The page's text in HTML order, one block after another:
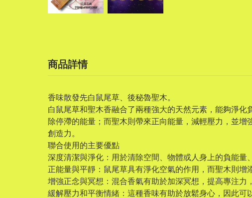
商品詳情
香味散發先白鼠尾草、後秘魯聖木。
白鼠尾草和聖木香融合了兩種強大的天然元素，能夠淨
除停滯的能量；而聖木則帶來正向能量，減輕壓力，並增
創造力。
聯合使用的主要優點
深度清潔與淨化：用於清除空間、物體或人身上的負能量
正能量與平靜：鼠尾草具有淨化空氣的作用，而聖木則增
增強正念與冥想：混合香氣有助於加深冥想，提高專注力
緩解壓力和平衡情緒：這種香味有助於放鬆身心，因此可